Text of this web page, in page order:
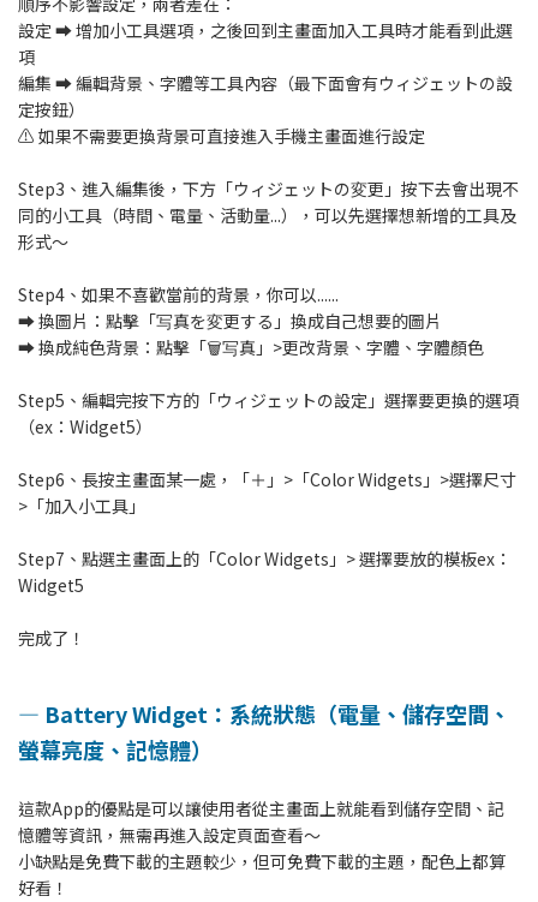
設定 ➡️ 增加小工具選項，之後回到主畫面加入工具時才能看到此選
項
編集 ➡️ 編輯背景、字體等工具內容（最下面會有ウィジェットの設
定按鈕）
⚠️ 如果不需要更換背景可直接進入手機主畫面進行設定
Step3、進入編集後，下方「ウィジェットの変更」按下去會出現不
同的小工具（時間、電量、活動量...），可以先選擇想新增的工具及
形式～
Step4、如果不喜歡當前的背景，你可以......
➡️ 換圖片：點擊「写真を変更する」換成自己想要的圖片
➡️ 換成純色背景：點擊「🗑写真」>更改背景、字體、字體顏色
Step5、編輯完按下方的「ウィジェットの設定」選擇要更換的選項
（ex：Widget5）
Step6、長按主畫面某一處，「＋」>「Color Widgets」>選擇尺寸
>「加入小工具」
Step7、點選主畫面上的「Color Widgets」> 選擇要放的模板ex：
Widget5
完成了！
— Battery Widget：系統狀態（電量、儲存空間、
螢幕亮度、記憶體）
這款App的優點是可以讓使用者從主畫面上就能看到儲存空間、記
憶體等資訊，無需再進入設定頁面查看～
小缺點是免費下載的主題較少，但可免費下載的主題，配色上都算
好看！